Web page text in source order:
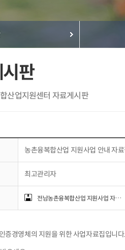
판
산업지원센터 자료게시판
농촌융복합산업 지원사업 안내 자료
최고관리자
전남농촌융복합산업 지원사업 자료집.pdf (5961821 Byte)
증경영체의 지원을 위한 사업자료집입니다.